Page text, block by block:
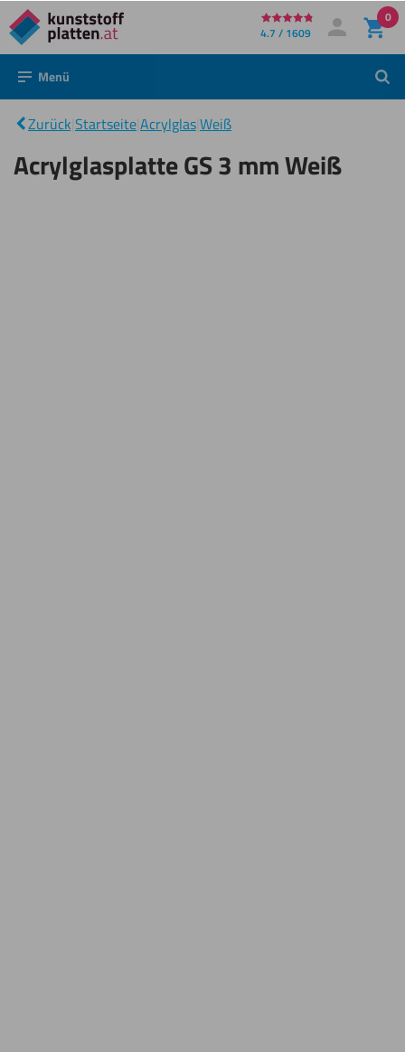
Direkt
zum
Inhalt
4.7 / 1609 Mein Konto
Anmelden
0
Menü
Zurück StartseiteAcrylglasWeiß
Acrylglasplatte
GS 3 mm Weiß
Acrylglasplatte GS 3 mm Weiß